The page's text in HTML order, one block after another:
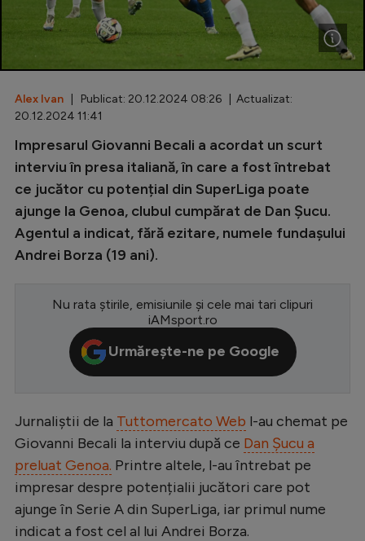
Diverse
Inedit
Champions League
Europa League
Conference League
CM 2026
LaLiga
Serie A
Bundesliga
Campionate
Starurile fotbalului
EURO 2024
Stranieri
Alex Ivan | Publicat: 20.12.2024 08:26 | Actualizat:
20.12.2024 11:41
Impresarul Giovanni Becali a acordat un scurt
interviu în presa italiană, în care a fost întrebat
ce jucător cu potențial din SuperLiga poate
ajunge la Genoa, clubul cumpărat de Dan Șucu.
Agentul a indicat, fără ezitare, numele fundașului
Andrei Borza (19 ani).
Nu rata știrile, emisiunile și cele mai tari clipuri
iAMsport.ro
Urmărește-ne pe Google
Jurnaliștii de la Tuttomercato Web l-au chemat pe
Giovanni Becali la interviu după ce Dan Șucu a
preluat Genoa. Printre altele, l-au întrebat pe
impresar despre potențialii jucători care pot
ajunge în Serie A din SuperLiga, iar primul nume
indicat a fost cel al lui Andrei Borza.